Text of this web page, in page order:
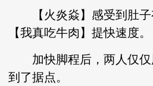
【火炎焱】感受到肚子
【我真吃牛肉】提快速度。
加快脚程后，两人仅仅
到了据点。